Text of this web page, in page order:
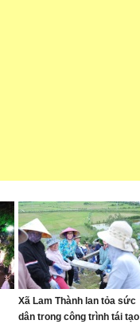
Xã Lam Thành lan tỏa sức
dân trong công trình tái tạo